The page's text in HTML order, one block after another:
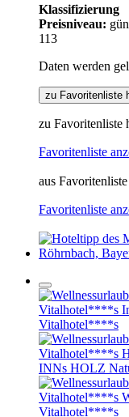
Klassifizierung
Preisniveau:
113
Daten werden
zu Favoritenliste
zu Favoritenliste
Favoritenliste
aus
Favoritenliste